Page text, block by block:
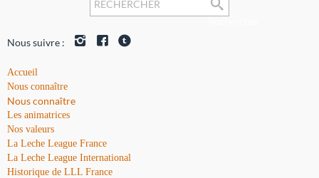
Nous suivre :
Accueil
Nous connaître
Nous connaître
Les animatrices
Nos valeurs
La Leche League France
La Leche League International
Historique de LLL France